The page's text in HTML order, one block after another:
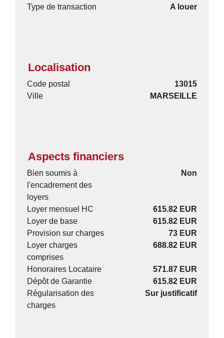
Type de transaction
A louer
Localisation
Code postal
13015
Ville
MARSEILLE
Aspects financiers
Bien soumis à
l'encadrement des
loyers
Non
Loyer mensuel HC
615.82 EUR
Loyer de base
615.82 EUR
Provision sur charges
73 EUR
Loyer charges
comprises
688.82 EUR
Honoraires Locataire
571.87 EUR
Dépôt de Garantie
615.82 EUR
Régularisation des
charges
Sur justificatif